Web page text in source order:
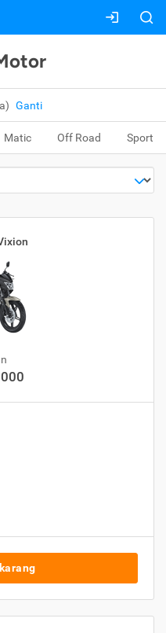
Ganti
Matic Off Road Sport